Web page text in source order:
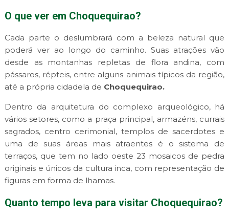
O que ver em Choquequirao?
Cada parte o deslumbrará com a beleza natural que
poderá ver ao longo do caminho. Suas atrações vão
desde as montanhas repletas de flora andina, com
pássaros, répteis, entre alguns animais típicos da região,
até a própria cidadela de Choquequirao.
Dentro da arquitetura do complexo arqueológico, há
vários setores, como a praça principal, armazéns, currais
sagrados, centro cerimonial, templos de sacerdotes e
uma de suas áreas mais atraentes é o sistema de
terraços, que tem no lado oeste 23 mosaicos de pedra
originais e únicos da cultura inca, com representação de
figuras em forma de lhamas.
Quanto tempo leva para visitar Choquequirao?